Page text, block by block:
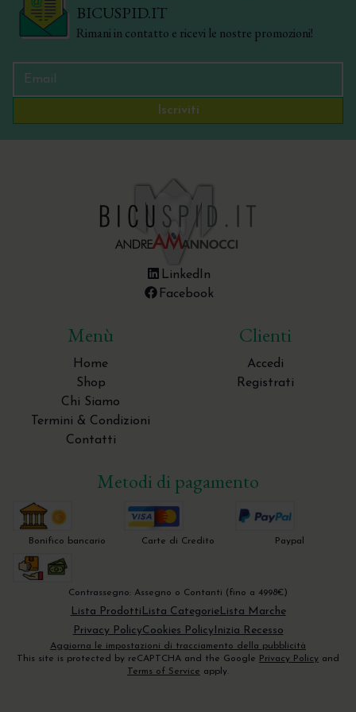
BICUSPID.IT
Rimani in contatto e ricevi le nostre promozioni!
Iscriviti
LinkedIn
Facebook
Menù
Home
Shop
Chi Siamo
Termini & Condizioni
Contatti
Clienti
Accedi
Registrati
Metodi di pagamento
Bonifico bancario Carte di Credito Paypal
Contrassegno: Assegno o Contanti (fino a 4998€)
Lista Prodotti Lista CategorieLista Marche
Privacy PolicyCookies PolicyInizia Recesso
Aggiorna le impostazioni di tracciamento della pubblicità
This site is protected by reCAPTCHA and the Google Privacy Policy and
Terms of Service apply.